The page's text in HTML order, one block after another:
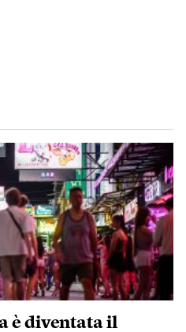
è diventata il